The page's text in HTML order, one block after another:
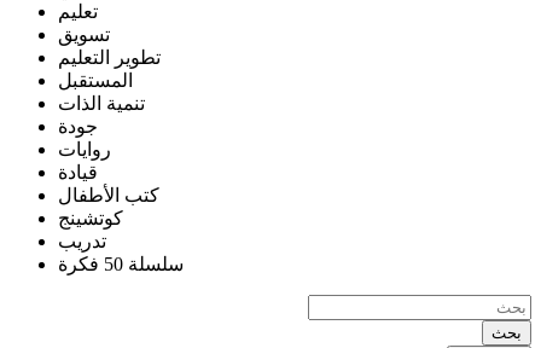
تعليم
تسويق
تطوير التعليم
المستقبل
تنمية الذات
جودة
روايات
قيادة
كتب الأطفال
كوتشينج
تدريب
سلسلة 50 فكرة
بحث